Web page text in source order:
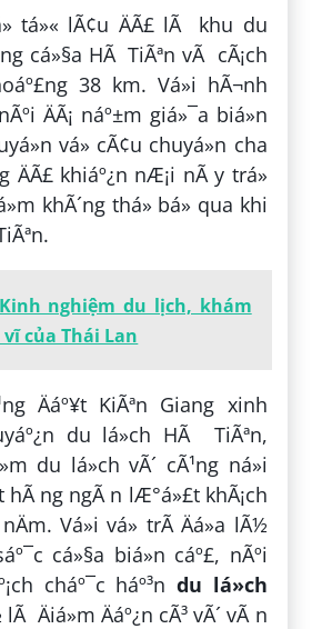
tá»« lÃ¢u ÄÃ£ lÃ khu du
cá»§a HÃ TiÃªn vÃ cÃ¡ch
38 km. Vá»i hÃ¬nh
ÄÃ¡ náº±m giá»¯a biá»n
vá» cÃ¢u chuyá»n cha
ÄÃ£ khiáº¿n nÆ¡i nÃ y trá»
khÃ´ng thá» bá» qua khi
Kinh nghiệm du lịch, khám
của Thái Lan
Äáº¥t KiÃªn Giang xinh
du lá»ch HÃ TiÃªn,
du lá»ch vÃ´ cÃ¹ng ná»i
hÃ ng ngÃ n lÆ°á»£t khÃ¡ch
Vá»i vá» trÃ­ Äá»a lÃ½
cá»§a biá»n cáº£, nÃºi
cháº¯c háº³n du lá»ch
Äiá»m Äáº¿n cÃ³ vÃ´ vÃ n